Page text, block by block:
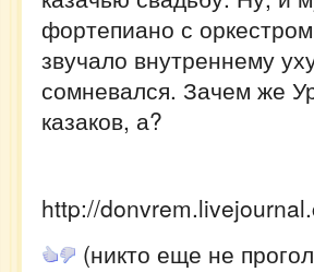
фортепиано с
звучало внутреннему
сомневался. Зачем же
казаков, а?
http://
(никто еще не